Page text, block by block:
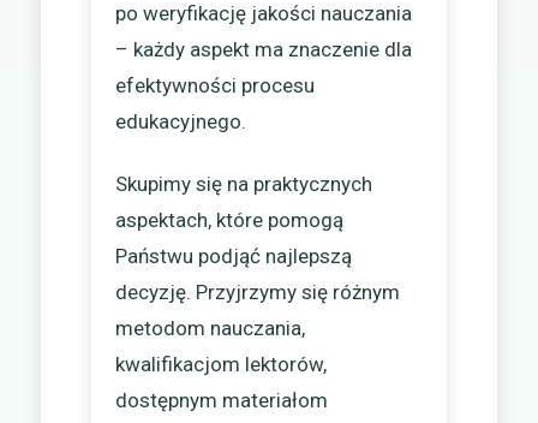
po weryfikację jakości nauczania
– każdy aspekt ma znaczenie dla
efektywności procesu
edukacyjnego.
Skupimy się na praktycznych
aspektach, które pomogą
Państwu podjąć najlepszą
decyzję. Przyjrzymy się różnym
metodom nauczania,
kwalifikacjom lektorów,
dostępnym materiałom